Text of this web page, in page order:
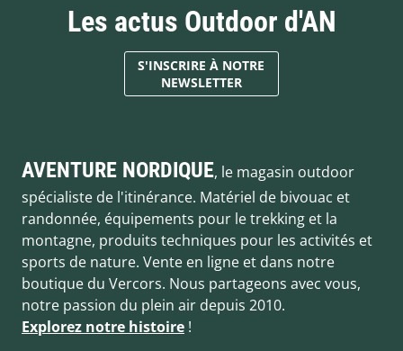
Les actus Outdoor d'AN
S'INSCRIRE À NOTRE
NEWSLETTER
AVENTURE NORDIQUE, le magasin outdoor
spécialiste de l'itinérance. Matériel de bivouac et
randonnée, équipements pour le trekking et la
montagne, produits techniques pour les activités et
sports de nature. Vente en ligne et dans notre
boutique du Vercors. Nous partageons avec vous,
notre passion du plein air depuis 2010.
Explorez notre histoire !